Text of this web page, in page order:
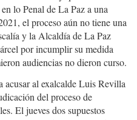
lo Penal de La Paz a una
el proceso aún no tiene una
y la Alcaldía de La Paz
por incumplir su medida
audiencias no dieron curso.
acusar al exalcalde Luis Revilla
del proceso de
El jueves dos supuestos